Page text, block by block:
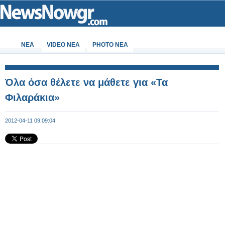
ΝΕΑ VIDEO NEA PHOTO NEA
Όλα όσα θέλετε να μάθετε για «Τα
Φιλαράκια»
2012-04-11 09:09:04